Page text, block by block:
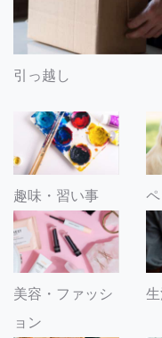
引っ越し
趣味・習い事 ペ
美容・ファッシ
ョン